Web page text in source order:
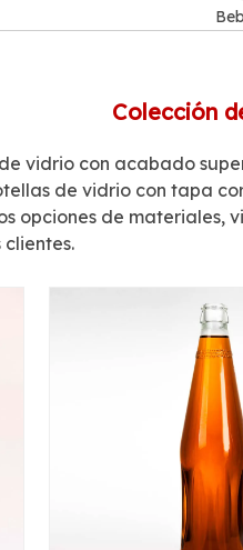
Colección
vidrio con acabado
de vidrio con tapa
opciones de